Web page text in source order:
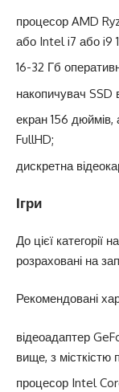
процесор AMD
або Intel i7 або i9
16-32 Гб
накопичувач SSD
екран 156
FullHD;
дискретна
Ігри
До цієї категорії
розраховані на
Рекомендовані
відеоадаптер
вище, з місткістю
процесор Intel